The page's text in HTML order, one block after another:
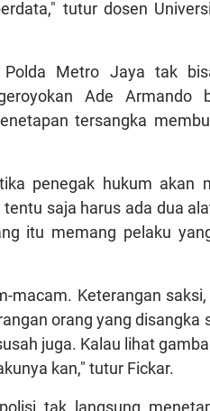
tutur dosen
Polda Metro Jaya tak
Ade Armando
tersangka
penegak hukum akan
saja harus ada dua
itu memang pelaku
macam. Keterangan
orang yang disangka
juga. Kalau lihat
kan," tutur Fickar.
tak langsung